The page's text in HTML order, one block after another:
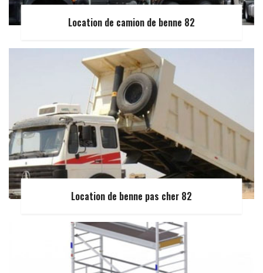
Location de camion de benne 82
Location de benne pas cher 82